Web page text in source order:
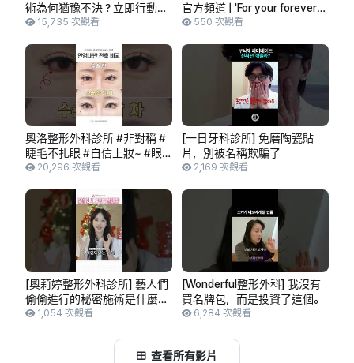
術為何猶豫不決？立即行動
吧！ | 隆鼻手術 VLOG | 男性隆
15,735 次觀看
官方頻道 | 'For your forever
Beauty' 品牌影片公開 #首爾
科 #皮膚科
550 次觀看
奧洛整形外科診所 #非對稱 #
睫毛不扎眼 #自信上妝~ #眼
瞼內翻哪裡做? #來奧洛整形
20,296 次觀看
[一日牙科診所] 免磨陶瓷貼
片，別被名稱欺騙了
2,169 次觀看
[奧莉婷整形外科診所] 藝人們
偷偷進行的秘密施術是什麼？
#極線音波拉提
1,054 次觀看
[Wonderful整形外科] 我沒有
買名牌包，而是投資了這個。
6,284 次觀看
查看所有影片